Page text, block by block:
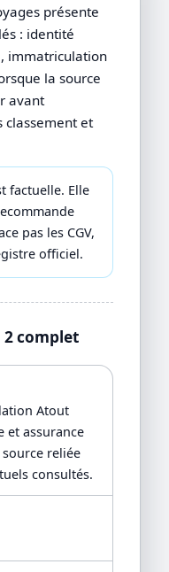
présente
: identité
immatriculation
la source
avant
classement et
factuelle. Elle
pas les CGV,
officiel.
2 complet
Atout
et assurance
source reliée
consultés.